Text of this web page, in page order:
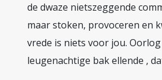
de dwaze nietszeggende
maar stoken, provoceren en
vrede is niets voor jou.
leugenachtige bak ellende ,